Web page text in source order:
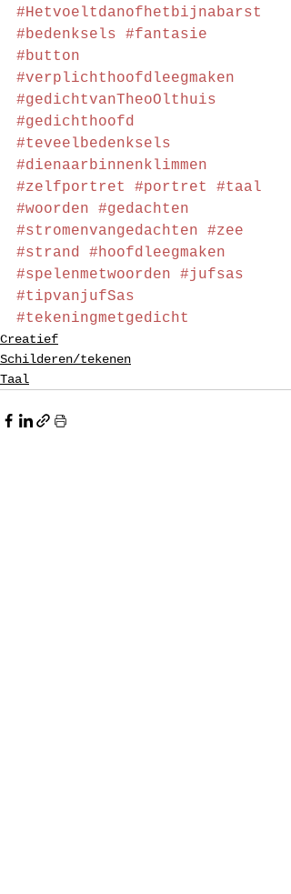
#Hetvoeltdanofhetbijnabarst
#bedenksels
#fantasie
#button
#verplichthoofdleegmaken
#gedichtvanTheoOlthuis
#gedichthoofd
#teveelbedenksels
#dienaarbinnenklimmen
#zelfportret
#portret
#taal
#woorden
#gedachten
#stromenvangedachten
#zee
#strand
#hoofdleegmaken
#spelenmetwoorden
#jufsas
#tipvanjufSas
#tekeningmetgedicht
Creatief
Schilderen/tekenen
Taal